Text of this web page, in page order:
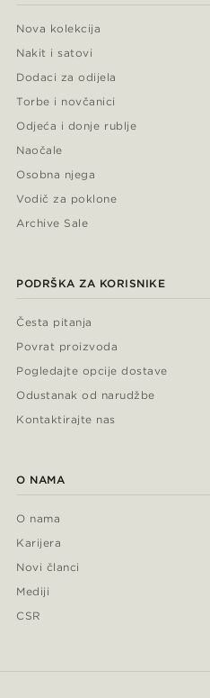
Nova kolekcija
Nakit i satovi
Dodaci za odijela
Torbe i novčanici
Odjeća i donje rublje
Naočale
Osobna njega
Vodič za poklone
Archive Sale
PODRŠKA ZA KORISNIKE
Česta pitanja
Povrat proizvoda
Pogledajte opcije dostave
Odustanak od narudžbe
Kontaktirajte nas
O NAMA
O nama
Karijera
Novi članci
Mediji
CSR